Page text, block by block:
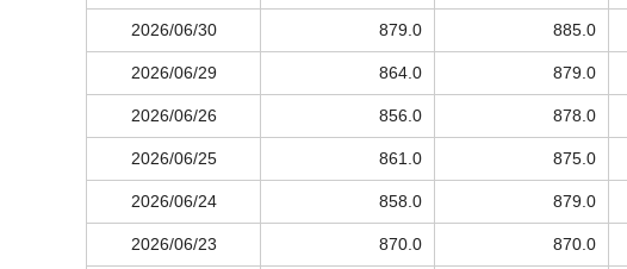
2026/06/30 879.0 885.0
2026/06/29 864.0 879.0
2026/06/26 856.0 878.0
2026/06/25 861.0 875.0
2026/06/24 858.0 879.0
2026/06/23 870.0 870.0